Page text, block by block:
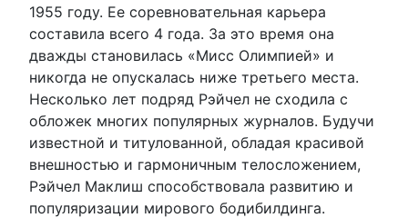
1955 году. Ее соревновательная карьера
составила всего 4 года. За это время она
дважды становилась «Мисс Олимпией» и
никогда не опускалась ниже третьего места.
Несколько лет подряд Рэйчел не сходила с
обложек многих популярных журналов. Будучи
известной и титулованной, обладая красивой
внешностью и гармоничным телосложением,
Рэйчел Маклиш способствовала развитию и
популяризации мирового бодибилдинга.